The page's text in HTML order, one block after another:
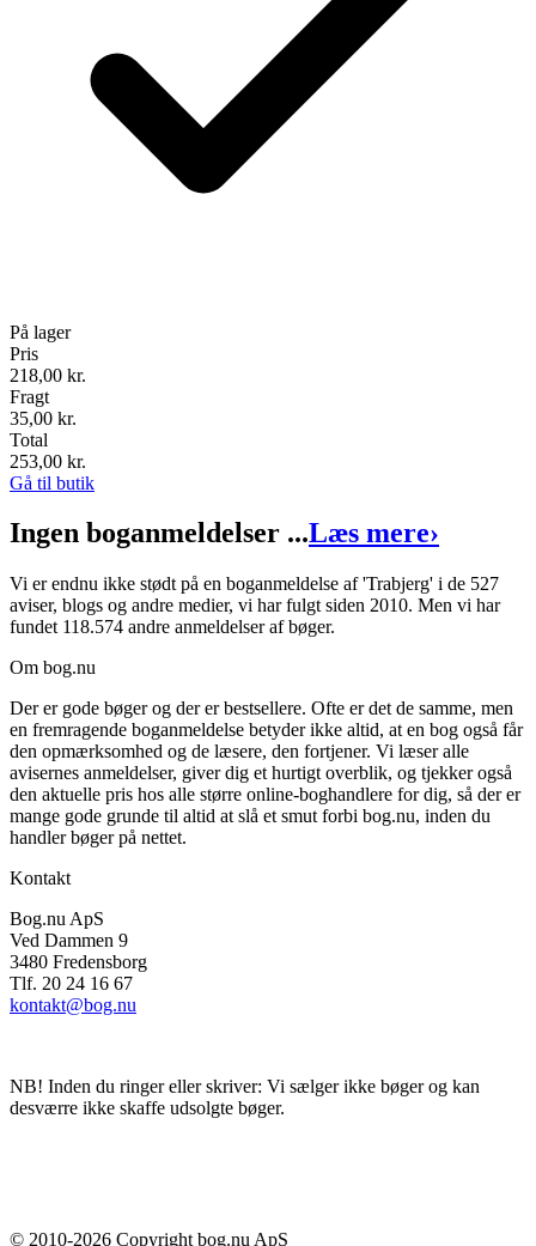
På lager
Pris
218,00 kr.
Fragt
35,00 kr.
Total
253,00 kr.
Gå til butik
Ingen boganmeldelser ...Læs mere›
Vi er endnu ikke stødt på en boganmeldelse af 'Trabjerg' i de 527
aviser, blogs og andre medier, vi har fulgt siden 2010. Men vi har
fundet 118.574 andre anmeldelser af bøger.
Om bog.nu
Der er gode bøger og der er bestsellere. Ofte er det de samme, men
en fremragende boganmeldelse betyder ikke altid, at en bog også får
den opmærksomhed og de læsere, den fortjener. Vi læser alle
avisernes anmeldelser, giver dig et hurtigt overblik, og tjekker også
den aktuelle pris hos alle større online-boghandlere for dig, så der er
mange gode grunde til altid at slå et smut forbi bog.nu, inden du
handler bøger på nettet.
Kontakt
Bog.nu ApS
Ved Dammen 9
3480 Fredensborg
Tlf. 20 24 16 67
kontakt@bog.nu
NB! Inden du ringer eller skriver: Vi sælger ikke bøger og kan
desværre ikke skaffe udsolgte bøger.
© 2010-2026 Copyright bog.nu ApS